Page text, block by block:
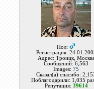
Пол:
Регистрация:
Адрес: Троицк,
Сообщений: 6,563
Images:75
Сказал(а) спасибо:
Поблагодарили: 1,035
Репутация: 39614